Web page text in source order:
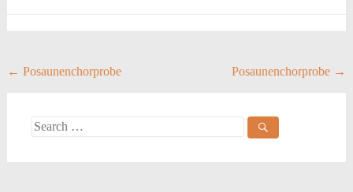
Post
← Posaunenchorprobe Posaunenchorprobe →
Search